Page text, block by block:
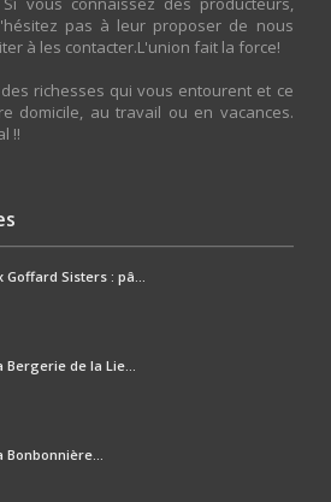
pas à leur proposer de nous
à les contacter.L'union fait la force!
richesses qui vous entourent et ce
domicile, au travail ou en vacances.
!!
Goffard Sisters : pâ...
Bergerie de la Lie...
Bonbonnière...